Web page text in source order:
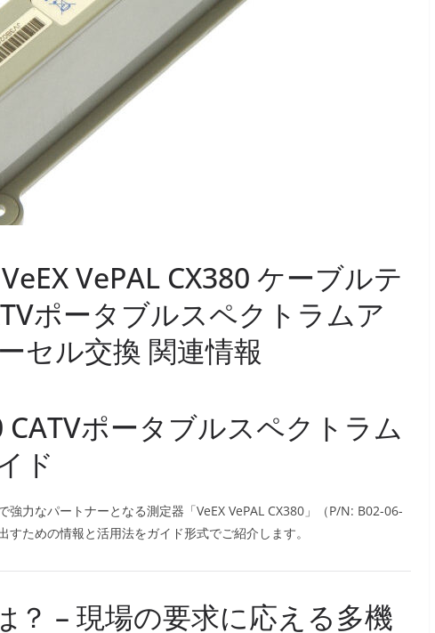
VePAL CX380 ケーブルテ
ポータブルスペクトラムア
セル交換 関連情報
CATVポータブルスペクトラム
ド
強力なパートナーとなる測定器「VeEX VePAL CX380」（P/N: B02-06-
ための情報と活用法をガイド形式でご紹介します。
？ – 現場の要求に応える多機